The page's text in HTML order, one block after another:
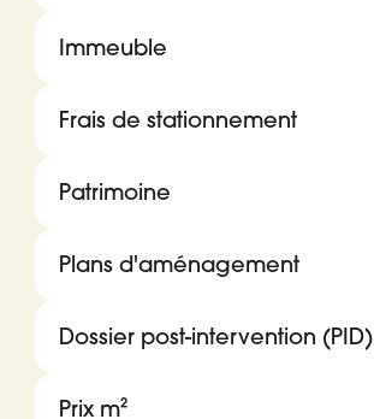
Immeuble
Frais de stationnement
Patrimoine
Plans d'aménagement
Dossier post-intervention (PID)
Prix m²